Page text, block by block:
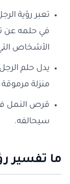
تعبر رؤية
في حلمه عن
الأشخاص
يدل حلم
منزلة
قرص النمل في
سيحالفه.
ما تفسير